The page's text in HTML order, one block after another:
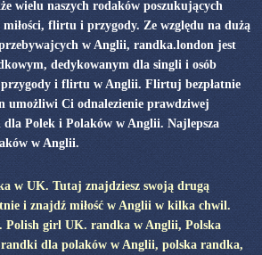
wielu naszych rodaków poszukujących
flirtu i przygody. Ze względu na dużą
w Anglii, randka.london jest
dedykowanym dla singli i osób
przygody i flirtu w Anglii. Flirtuj bezpłatnie
umożliwi Ci odnalezienie prawdziwej
Polek i Polaków w Anglii. Najlepsza
w Anglii.
w UK. Tutaj znajdziesz swoją drugą
i znajdź miłość w Anglii w kilka chwil.
Polish girl UK. randka w Anglii, Polska
randki dla polaków w Anglii, polska randka,